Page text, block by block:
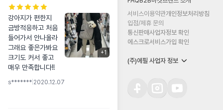
+1
강아지가 편한지
금방적응하고 처음
들어가서 안나올라
그래요 좋은가봐요
크기도 커서 좋고
매우 만족합니다!!
s******* 2020.12.07
서비스이용약관개인정보처리방침
입점/제휴 문의
통신판매사업자정보 확인
에스크로서비스가입 확인
(주)에필 사업자 정보